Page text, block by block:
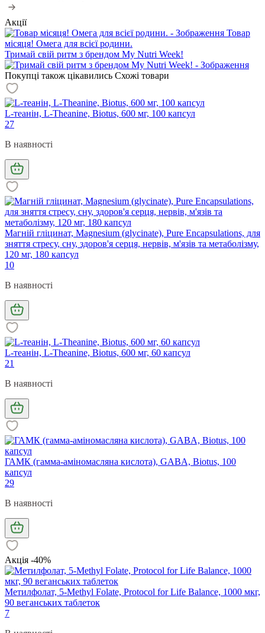
Акції
Товар
місяця! Омега для всієї родини.
Тримай свій ритм з брендом My Nutri Week!
Покупці також цікавились Схожі товари
L-теанін, L-Theanine, Biotus, 600 мг, 100 капсул
27
В наявності
Магній гліцинат, Magnesium (glycinate), Pure Encapsulations, для
зняття стресу, сну, здоров'я серця, нервів, м'язів та метаболізму,
120 мг, 180 капсул
10
В наявності
L-теанін, L-Theanine, Biotus, 600 мг, 60 капсул
21
В наявності
ГАМК (гамма-аміномасляна кислота), GABA, Biotus, 100
капсул
29
В наявності
Акція -40%
Метилфолат, 5-Methyl Folate, Protocol for Life Balance, 1000 мкг,
90 веганських таблеток
7